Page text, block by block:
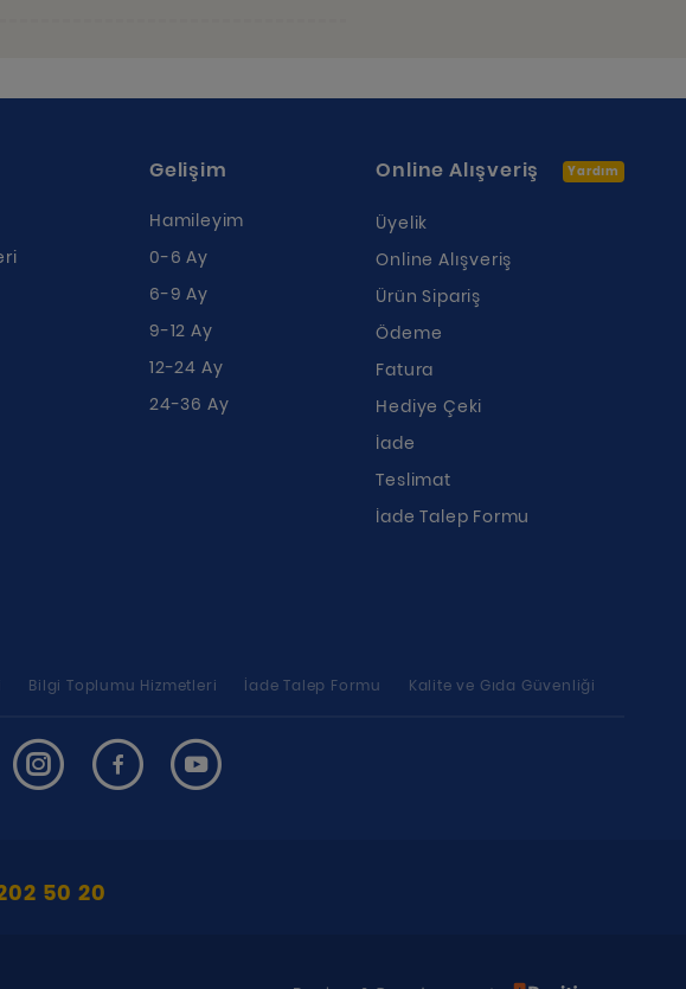
Gelişim
Hamileyim
0-6 Ay
6-9 Ay
9-12 Ay
12-24 Ay
24-36 Ay
Online Alışveriş Yardım
Üyelik
Online Alışveriş
Ürün Sipariş
Ödeme
Fatura
Hediye Çeki
İade
Teslimat
İade Talep Formu
Bilgi Toplumu Hizmetleri İade Talep Formu Kalite ve Gıda Güvenliği
50 20